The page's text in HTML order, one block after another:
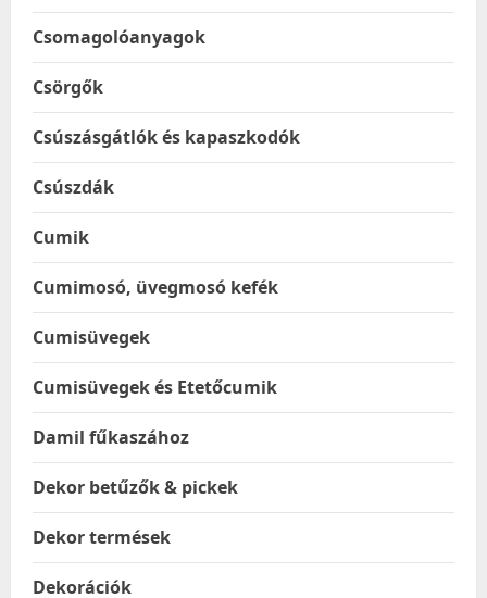
Csomagolóanyagok
Csörgők
Csúszásgátlók és kapaszkodók
Csúszdák
Cumik
Cumimosó, üvegmosó kefék
Cumisüvegek
Cumisüvegek és Etetőcumik
Damil fűkaszához
Dekor betűzők & pickek
Dekor termések
Dekorációk